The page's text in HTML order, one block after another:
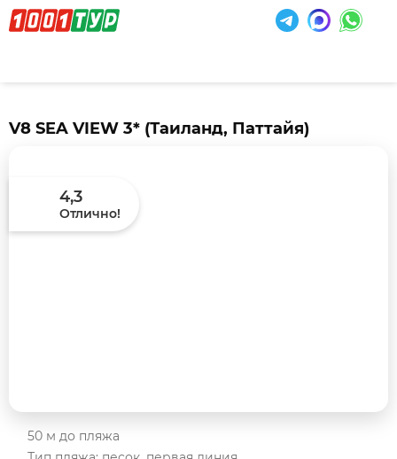
V8 SEA VIEW 3* (Таиланд, Паттайя)
4,3
Отлично!
50 м до пляжа